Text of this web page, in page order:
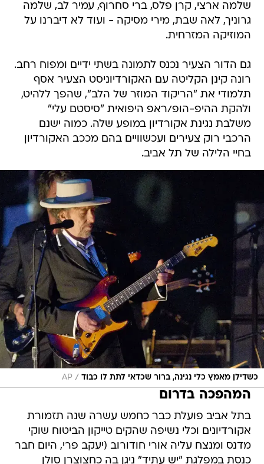
שלמה ארצי, קרן פלס, ברי סחרוף, עמיר לב, שלמה
גרוניך, לאה שבת, מירי מסיקה - ועוד לא דיברנו על
המוזיקה המזרחית.
גם הדור הצעיר נכנס לתמונה בשתי ידיים ומפוח רחב.
רונה קינן הקליטה עם האקורדיוניסט הצעיר אסף
תלמודי את "הריקוד המוזר של הלב", שהפך ללהיט,
ולהקת ההיפ-הופ/ראפ היפואית "סיסטם עלי"
משלבת נגינת אקורדיון במופע שלה. כמוה ישנם
הרכבי רוק צעירים ועכשוויים בהם מככב האקורדיון
בחיי הלילה של תל אביב.
כשדילן מאמץ כלי נגינה, ברור שכדאי לתת לו כבוד /
AP
המהפכה בדרום
בתל אביב פועלת כבר כחמש עשרה שנה תזמורת
אקורדיונים וכלי נשיפה שהקים טייקון הביטוח שוקי
מדנס ומנצח עליה אורי חודורוב (יעקב פרי, היום חבר
כנסת במפלגת "יש עתיד" ניגן בה כחצוצרן סולן